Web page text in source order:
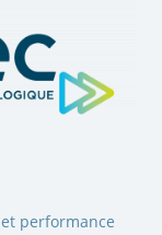
performance